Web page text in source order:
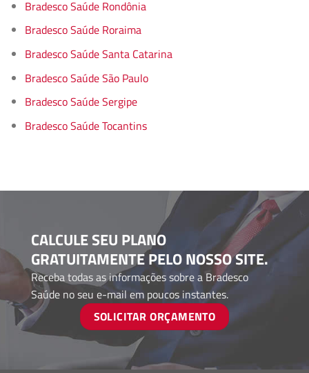
Bradesco Saúde Rondônia
Bradesco Saúde Roraima
Bradesco Saúde Santa Catarina
Bradesco Saúde São Paulo
Bradesco Saúde Sergipe
Bradesco Saúde Tocantins
CALCULE SEU PLANO
GRATUITAMENTE PELO NOSSO SITE.
Receba todas as informações sobre a Bradesco
Saúde no seu e-mail em poucos instantes.
SOLICITAR ORÇAMENTO